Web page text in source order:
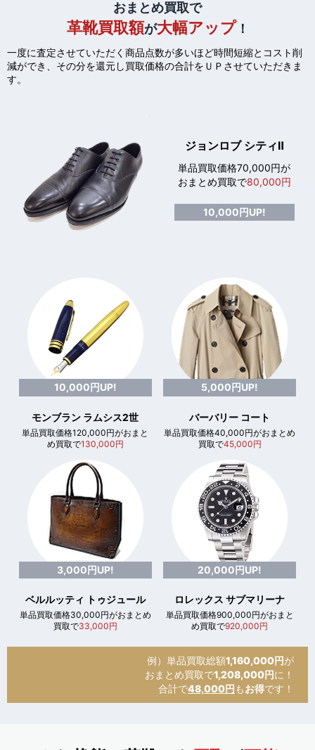
おまとめ買取で
革靴買取額が大幅アップ！
一度に査定させていただく商品点数が多いほど時間短縮とコスト削
減ができ、 その分を還元し買取価格の合計をＵＰさせていただきま
す。
ジョンロブ シティⅡ
単品買取価格70,000円が
おまとめ買取で80,000円
10,000円UP!
10,000円UP!
モンブラン ラムシス2世
単品買取価格120,000円がおまと
め買取で130,000円
5,000円UP!
バーバリー コート
単品買取価格40,000円がおまとめ
買取で45,000円
3,000円UP!
ベルルッティ トゥジュール
単品買取価格30,000円がおまとめ
買取で33,000円
20,000円UP!
ロレックス サブマリーナ
単品買取価格900,000円がおまと
め買取で920,000円
例）単品買取総額1,160,000円が
おまとめ買取で1,208,000円に！
合計で48,000円 もお得です！